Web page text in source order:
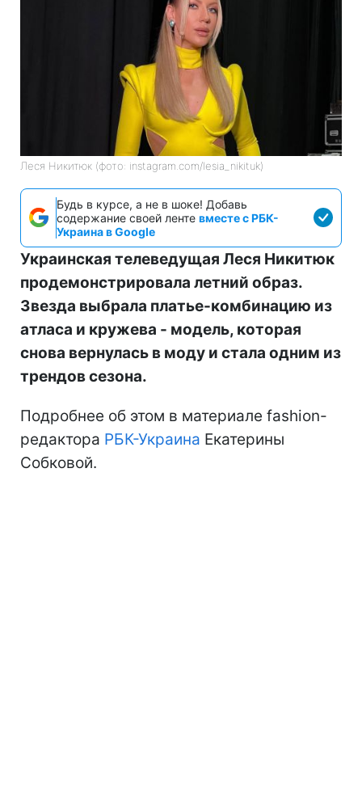
Леся Никитюк (фото: instagram.com/lesia_nikituk)
Будь в курсе, а не в шоке! Добавь
содержание своей ленте вместе с РБК-
Украина в Google
Украинская телеведущая Леся Никитюк
продемонстрировала летний образ.
Звезда выбрала платье-комбинацию из
атласа и кружева - модель, которая
снова вернулась в моду и стала одним из
трендов сезона.
Подробнее об этом в материале fashion-
редактора РБК-Украина Екатерины
Собковой.